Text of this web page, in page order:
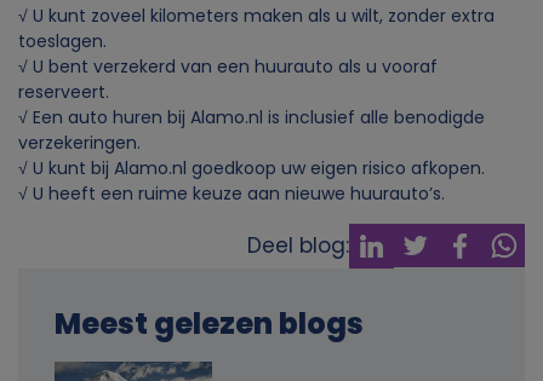
√ U kunt zoveel kilometers maken als u wilt, zonder extra
toeslagen.
√ U bent verzekerd van een huurauto als u vooraf
reserveert.
√ Een auto huren bij Alamo.nl is inclusief alle benodigde
verzekeringen.
√ U kunt bij Alamo.nl goedkoop uw eigen risico afkopen.
√ U heeft een ruime keuze aan nieuwe huurauto’s.
Deel blog:
Meest gelezen blogs